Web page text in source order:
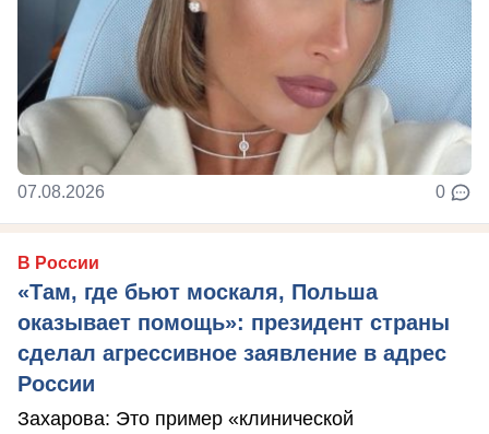
07.08.2026 0
В России
«Там, где бьют москаля, Польша
оказывает помощь»: президент страны
сделал агрессивное заявление в адрес
России
Захарова: Это пример «клинической